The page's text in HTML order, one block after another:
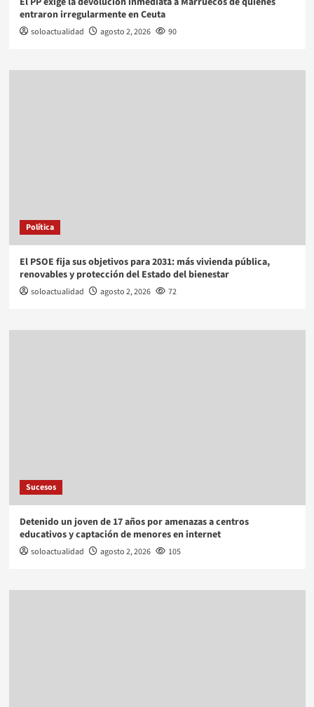
entraron irregularmente en Ceuta
soloactualidad agosto 2, 2026 90
Política
El PSOE fija sus objetivos para 2031: más vivienda pública,
renovables y protección del Estado del bienestar
soloactualidad agosto 2, 2026 72
Sucesos
Detenido un joven de 17 años por amenazas a centros
educativos y captación de menores en internet
soloactualidad agosto 2, 2026 105